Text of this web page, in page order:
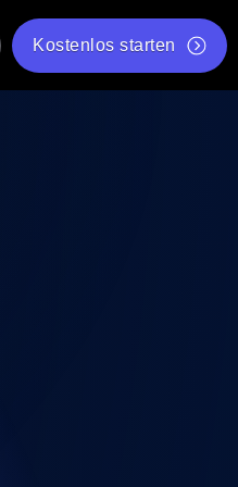
Kostenlos starten